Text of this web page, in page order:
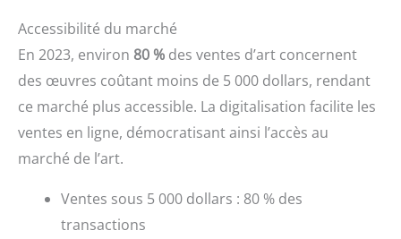
Accessibilité du marché
En 2023, environ 80 % des ventes d’art concernent
des œuvres coûtant moins de 5 000 dollars, rendant
ce marché plus accessible. La digitalisation facilite les
ventes en ligne, démocratisant ainsi l’accès au
marché de l’art.
Ventes sous 5 000 dollars : 80 % des
transactions